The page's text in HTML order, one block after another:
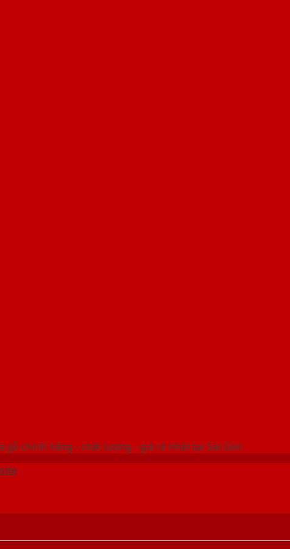
gỗ chính hãng - chất lượng - giá rẻ nhất tại Sài Gòn